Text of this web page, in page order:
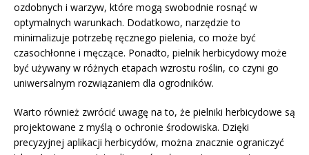
ozdobnych i warzyw, które mogą swobodnie rosnąć w
optymalnych warunkach. Dodatkowo, narzędzie to
minimalizuje potrzebę ręcznego pielenia, co może być
czasochłonne i męczące. Ponadto, pielnik herbicydowy może
być używany w różnych etapach wzrostu roślin, co czyni go
uniwersalnym rozwiązaniem dla ogrodników.
Warto również zwrócić uwagę na to, że pielniki herbicydowe są
projektowane z myślą o ochronie środowiska. Dzięki
precyzyjnej aplikacji herbicydów, można znacznie ograniczyć